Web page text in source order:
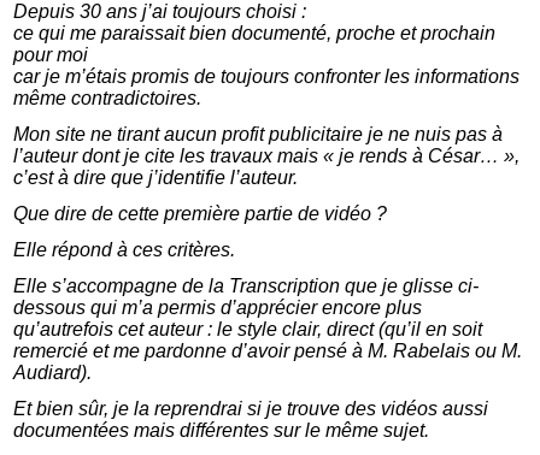
Depuis 30 ans j’ai toujours choisi :
ce qui me paraissait bien documenté, proche et prochain
pour moi
car je m’étais promis de toujours confronter les informations
même contradictoires.
Mon site ne tirant aucun profit publicitaire je ne nuis pas à
l’auteur dont je cite les travaux mais « je rends à César… »,
c’est à dire que j’identifie l’auteur.
Que dire de cette première partie de vidéo ?
Elle répond à ces critères.
Elle s’accompagne de la Transcription que je glisse ci-
dessous qui m’a permis d’apprécier encore plus
qu’autrefois cet auteur : le style clair, direct (qu’il en soit
remercié et me pardonne d’avoir pensé à M. Rabelais ou M.
Audiard).
Et bien sûr, je la reprendrai si je trouve des vidéos aussi
documentées mais différentes sur le même sujet.